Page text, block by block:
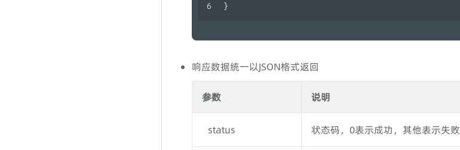
}
响应数据统一以JSON格式返回
参数 说明
status 状态码，0表示成功，其他表示失败